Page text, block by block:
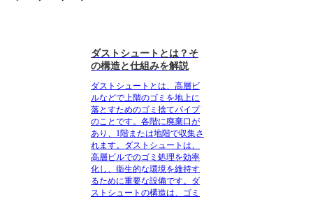
ダストシュートとは？そ
の構造と仕組みを解説
ダストシュートとは、高層ビ
ルなどで上階のゴミを地上に
落とすためのゴミ捨てパイプ
のことです。各階に廃棄口が
あり、1階または地階で収集さ
れます。ダストシュートは、
高層ビルでのゴミ処理を効率
化し、衛生的な環境を維持す
るために重要な設備です。ダ
ストシュートの構造は、ゴミ